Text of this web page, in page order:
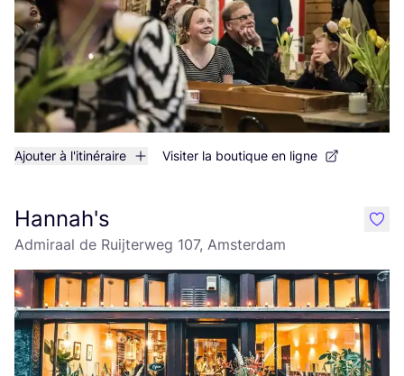
Ajouter à l'itinéraire Visiter la boutique en ligne
Hannah's
Admiraal de Ruijterweg 107, Amsterdam
like